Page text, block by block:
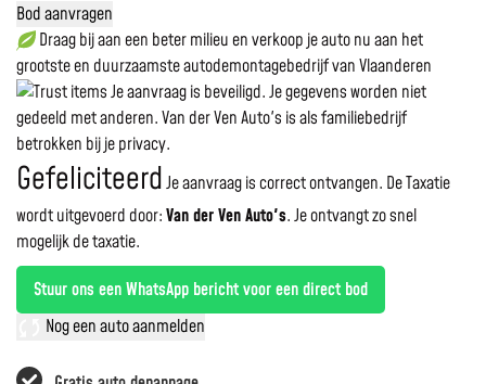
Bod aanvragen
Draag bij aan een beter milieu en verkoop je auto nu aan het
grootste en duurzaamste autodemontagebedrijf van Vlaanderen
Je aanvraag is beveiligd. Je gegevens worden niet
gedeeld met anderen. Van der Ven Auto's is als familiebedrijf
betrokken bij je privacy.
GefeliciteerdJe aanvraag is correct ontvangen. De Taxatie
wordt uitgevoerd door:Van der Ven Auto's.Je ontvangt zo snel
mogelijk de taxatie.
Stuur ons een WhatsApp bericht voor een direct bod
Nog een auto aanmelden